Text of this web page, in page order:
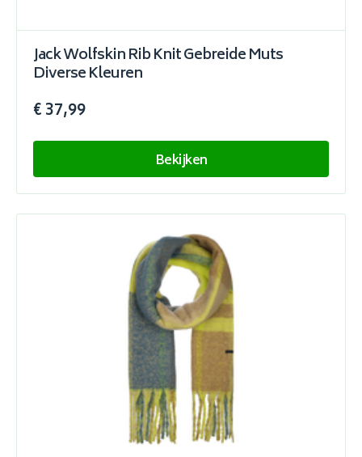
Jack Wolfskin Rib Knit Gebreide Muts
Diverse Kleuren
€ 37,99
Bekijken